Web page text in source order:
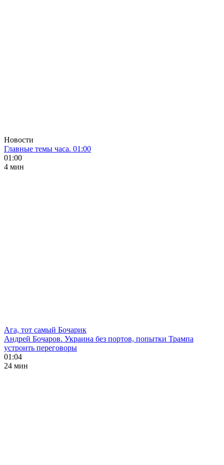
Новости
Главные темы часа. 01:00
01:00
4 мин
Ага, тот самый Бочарик
Андрей Бочаров. Украина без портов, попытки Трампа
устроить переговоры
01:04
24 мин